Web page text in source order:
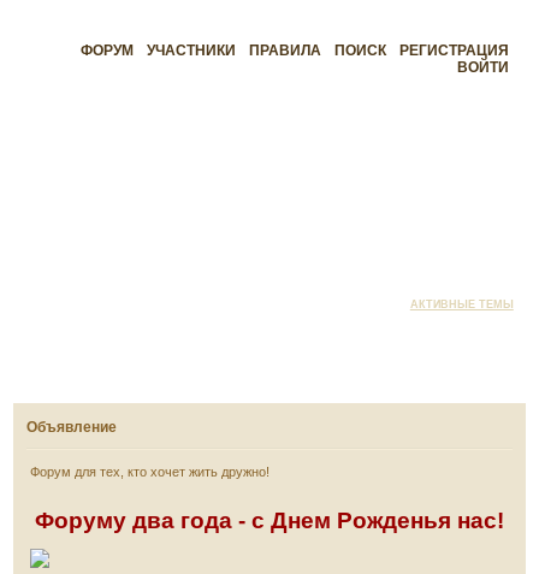
ФОРУМ УЧАСТНИКИ ПРАВИЛА ПОИСК
РЕГИСТРАЦИЯ
ВОЙТИ
АКТИВНЫЕ ТЕМЫ
Объявление
Форум для тех, кто хочет жить дружно!
Форуму два года - с Днем Рожденья нас!